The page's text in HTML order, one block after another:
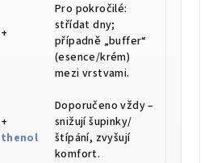
Pro pokročilé:
střídat dny;
případně „buffer“
(esence/krém)
mezi vrstvami.
Doporučeno vždy –
snižují šupinky/
štípání, zvyšují
komfort.